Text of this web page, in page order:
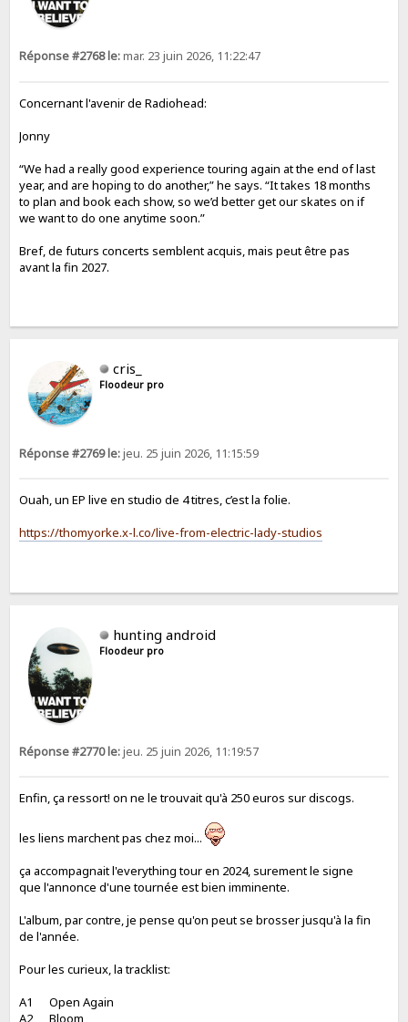
Réponse #2768 le:mar. 23 juin 2026, 11:22:47
Concernant l'avenir de Radiohead:
Jonny
“We had a really good experience touring again at the end of last
year, and are hoping to do another,” he says. “It takes 18 months
to plan and book each show, so we’d better get our skates on if
we want to do one anytime soon.”
Bref, de futurs concerts semblent acquis, mais peut être pas
avant la fin 2027.
cris_
Floodeur pro
Réponse #2769 le:jeu. 25 juin 2026, 11:15:59
Ouah, un EP live en studio de 4 titres, c’est la folie.
https://thomyorke.x-l.co/live-from-electric-lady-studios
hunting android
Floodeur pro
Réponse #2770 le:jeu. 25 juin 2026, 11:19:57
Enfin, ça ressort! on ne le trouvait qu'à 250 euros sur discogs.
les liens marchent pas chez moi...
ça accompagnait l'everything tour en 2024, surement le signe
que l'annonce d'une tournée est bien imminente.
L'album, par contre, je pense qu'on peut se brosser jusqu'à la fin
de l'année.
Pour les curieux, la tracklist:
A1 Open Again
A2 Bloom